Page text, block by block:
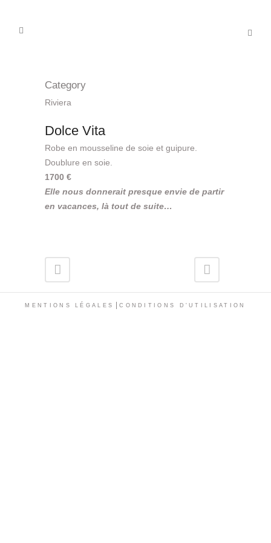
Category
Riviera
Dolce Vita
Robe en mousseline de soie et guipure.
Doublure en soie.
1700 €
Elle nous donnerait presque envie de partir
en vacances, là tout de suite…
MENTIONS LÉGALES |CONDITIONS D'UTILISATION